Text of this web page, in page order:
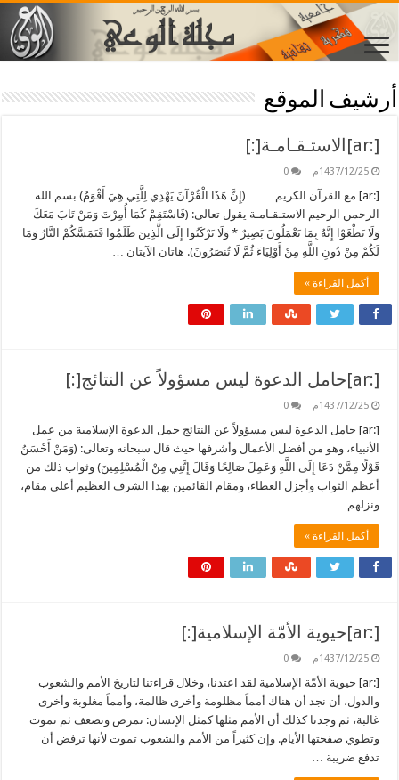
أرشيف الموقع
[:ar]الاستـقـامـة[:]
1437/12/25م 0
[:ar] مع القرآن الكريم (إِنَّ هَذَا الْقُرْآنَ يَهْدِي لِلَّتِي هِيَ أَقْوَمُ) بسم الله
الرحمن الرحيم الاستـقـامـة يقول تعالى: (فَاسْتَقِمْ كَمَا أُمِرْتَ وَمَنْ تَابَ مَعَكَ
وَلَا تَطْغَوْا إِنَّهُ بِمَا تَعْمَلُونَ بَصِيرٌ * وَلَا تَرْكَنُوا إِلَى الَّذِينَ ظَلَمُوا فَتَمَسَّكُمْ النَّارُ وَمَا
لَكُمْ مِنْ دُونِ اللَّهِ مِنْ أَوْلِيَاءَ ثُمَّ لَا تُنصَرُونَ). هاتان الآيتان …
أكمل القراءة »
[:ar]حامل الدعوة ليس مسؤولاً عن النتائج[:]
1437/12/25م 0
[:ar] حامل الدعوة ليس مسؤولاً عن النتائج حمل الدعوة الإسلامية من عمل
الأنبياء، وهو من أفضل الأعمال وأشرفها حيث قال سبحانه وتعالى: (وَمَنْ أَحْسَنُ
قَوْلًا مِمَّنْ دَعَا إِلَى اللَّهِ وَعَمِلَ صَالِحًا وَقَالَ إِنَّنِي مِنْ الْمُسْلِمِينَ) وثواب ذلك من
أعظم الثواب وأجزل العطاء، ومقام القائمين بهذا الشرف العظيم أعلى مقام،
ونزلهم …
أكمل القراءة »
[:ar]حيوية الأمّة الإسلامية[:]
1437/12/25م 0
[:ar] حيوية الأمّة الإسلامية لقد اعتدنا، وخلال قراءتنا لتاريخ الأمم والشعوب
والدول، أن نجد أن هناك أمماً مظلومة وأخرى ظالمة، وأمماً مغلوبة وأخرى
غالبة، ثم وجدنا كذلك أن الأمم مثلها كمثل الإنسان: تمرض وتضعف ثم تموت
وتطوي صفحتها الأيام. وإن كثيراً من الأمم والشعوب تموت لأنها ترفض أن
تدفع ضريبة …